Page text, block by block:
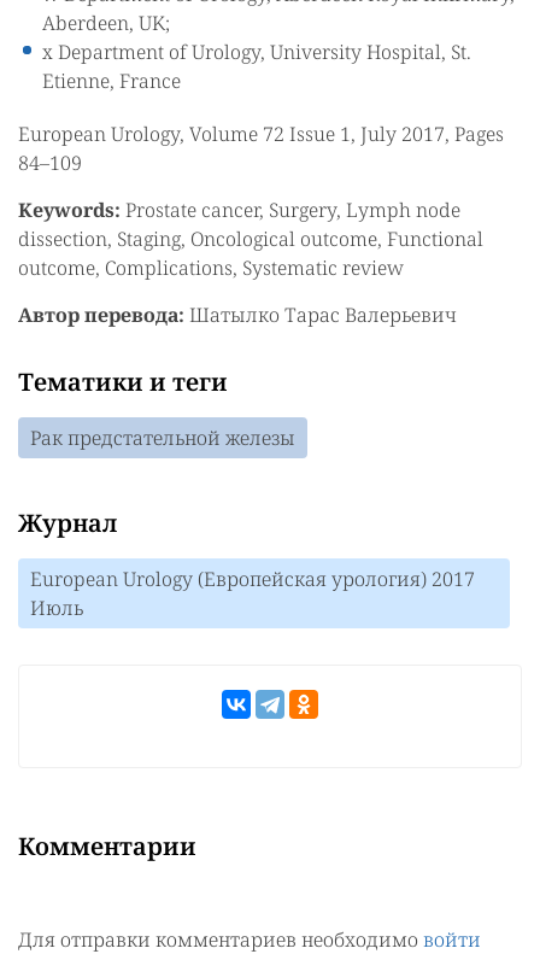
Aberdeen, UK;
x Department of Urology, University Hospital, St.
Etienne, France
European Urology, Volume 72 Issue 1, July 2017, Pages
84–109
Keywords: Prostate cancer, Surgery, Lymph node
dissection, Staging, Oncological outcome, Functional
outcome, Complications, Systematic review
Автор перевода: Шатылко Тарас Валерьевич
Тематики и теги
Рак предстательной железы
Журнал
European Urology (Европейская урология) 2017
Июль
Комментарии
Для отправки комментариев необходимо войти